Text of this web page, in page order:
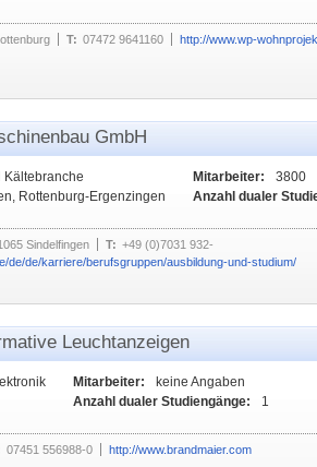
T: 07472 9641160 http://www.wp-
GmbH
Kältebranche
Rottenburg-Ergenzingen
Mitarbeiter:
3800
Anzahl dualer
Sindelfingen T: +49 (0)7031 932-
de/de/karriere/berufsgruppen/ausbildung-und-studium/
Leuchtanzeigen
Mitarbeiter:
keine Angaben
Anzahl dualer Studiengänge:
1
07451 556988-0 http://www.brandmaier.com